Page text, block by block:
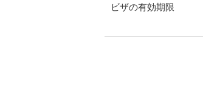
ビザの有効期限